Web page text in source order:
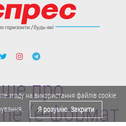
про
(e-формат
згоду на використання файлів cookie
Я розумію. Закрити